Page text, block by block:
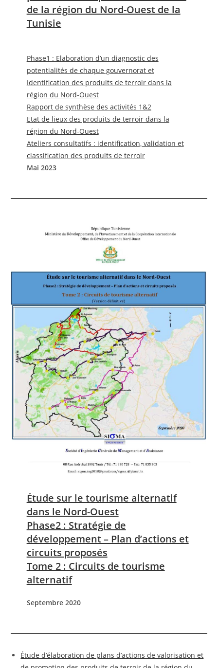
de la région du Nord-Ouest de la
Tunisie
Phase1 : Elaboration d’un diagnostic des
potentialités de chaque gouvernorat et
Identification des produits de terroir dans la
région du Nord-Ouest
Rapport de synthèse des activités 1&2
Etat de lieux des produits de terroir dans la
région du Nord-Ouest
Ateliers consultatifs : identification, validation et
classification des produits de terroir
Mai 2023
Étude sur le tourisme alternatif
dans le Nord-Ouest
Phase2 : Stratégie de
développement – Plan d’actions et
circuits proposés
Tome 2 : Circuits de tourisme
alternatif
Septembre 2020
Étude d’élaboration de plans d’actions de valorisation et